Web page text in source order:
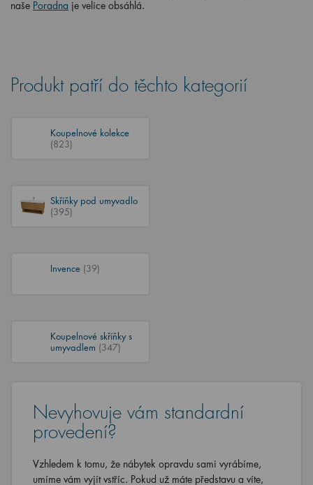
naše Poradna je velice obsáhlá.
Produkt patří do těchto kategorií
Koupelnové kolekce
(823)
Skříňky pod umyvadlo
(395)
Invence (39)
Koupelnové skříňky s
umyvadlem (347)
Nevyhovuje vám standardní
provedení?
Vzhledem k tomu, že nábytek opravdu sami vyrábíme,
umíme vám vyjít vstříc. Pokud už máte představu a víte,